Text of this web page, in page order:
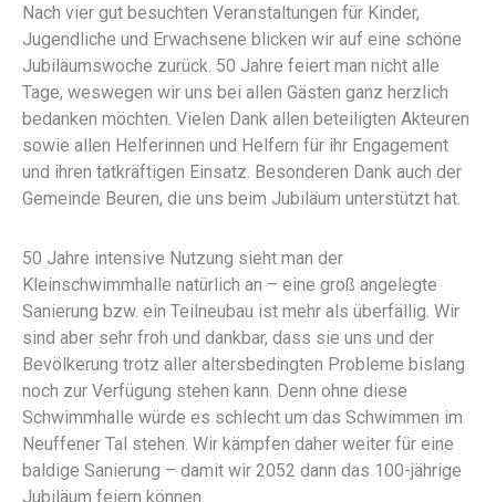
Nach vier gut besuchten Veranstaltungen für Kinder,
Jugendliche und Erwachsene blicken wir auf eine schöne
Jubiläumswoche zurück. 50 Jahre feiert man nicht alle
Tage, weswegen wir uns bei allen Gästen ganz herzlich
bedanken möchten. Vielen Dank allen beteiligten Akteuren
sowie allen Helferinnen und Helfern für ihr Engagement
und ihren tatkräftigen Einsatz. Besonderen Dank auch der
Gemeinde Beuren, die uns beim Jubiläum unterstützt hat.
50 Jahre intensive Nutzung sieht man der
Kleinschwimmhalle natürlich an – eine groß angelegte
Sanierung bzw. ein Teilneubau ist mehr als überfällig. Wir
sind aber sehr froh und dankbar, dass sie uns und der
Bevölkerung trotz aller altersbedingten Probleme bislang
noch zur Verfügung stehen kann. Denn ohne diese
Schwimmhalle würde es schlecht um das Schwimmen im
Neuffener Tal stehen. Wir kämpfen daher weiter für eine
baldige Sanierung – damit wir 2052 dann das 100-jährige
Jubiläum feiern können.